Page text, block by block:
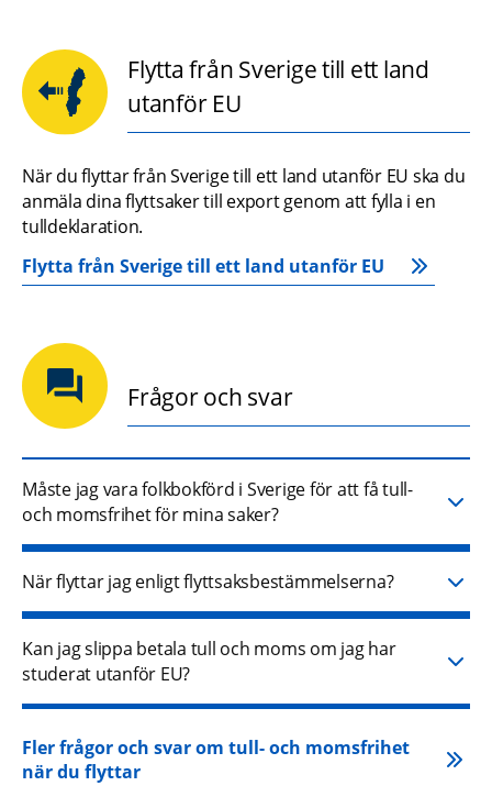
Flytta från Sverige till ett land
utanför EU
När du flyttar från Sverige till ett land utanför EU ska du
anmäla dina flyttsaker till export genom att fylla i en
tulldeklaration.
Flytta från Sverige till ett land utanför EU
Frågor och svar
Måste jag vara folkbokförd i Sverige för att få tull-
och momsfrihet för mina saker?
När flyttar jag enligt flyttsaksbestämmelserna?
Kan jag slippa betala tull och moms om jag har
studerat utanför EU?
Fler frågor och svar om tull- och momsfrihet
när du flyttar